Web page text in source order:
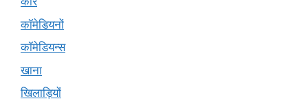
कॉमेडियनों
कॉमेडियन्स
खाना
खिलाड़ियों